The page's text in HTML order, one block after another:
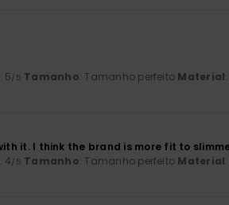
: 5/5 Tamanho: Tamanho perfeito Material
it. I think the brand is more fit to
: 4/5 Tamanho: Tamanho perfeito Material